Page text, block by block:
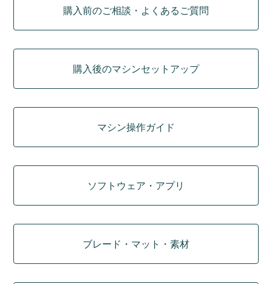
購入前のご相談・よくあるご質問
購入後のマシンセットアップ
マシン操作ガイド
ソフトウェア・アプリ
ブレード・マット・素材